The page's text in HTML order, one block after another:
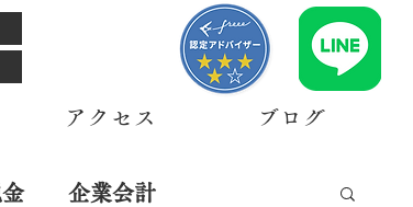
アクセス ブログ
企業会計